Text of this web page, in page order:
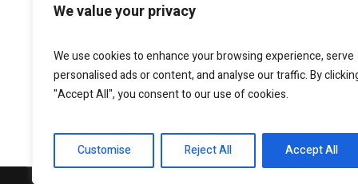
We value your privacy
We use cookies to enhance your browsing experience, serve
personalised ads or content, and analyse our traffic. By
"Accept All", you consent to our use of cookies.
Customise Reject All Accept All